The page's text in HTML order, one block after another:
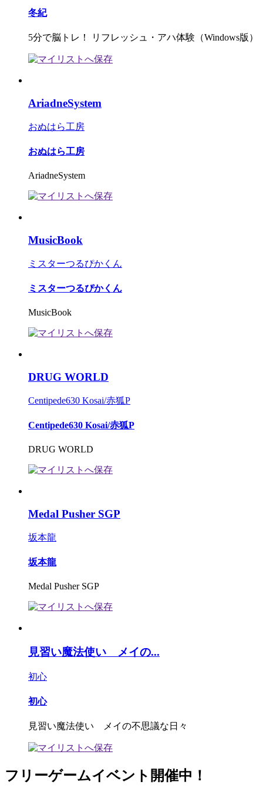
冬紀
5分で脳トレ！ リフレッシュ・アハ体験（Windows版）
AriadneSystem
おぬはら工房
おぬはら工房
AriadneSystem
MusicBook
ミスターつるぴかくん
ミスターつるぴかくん
MusicBook
DRUG WORLD
Centipede630 Kosai/赤狐P
Centipede630 Kosai/赤狐P
DRUG WORLD
Medal Pusher SGP
坂本龍
坂本龍
Medal Pusher SGP
見習い魔法使い メイの...
初心
初心
見習い魔法使い メイの不思議な日々
フリーゲームイベント開催中！